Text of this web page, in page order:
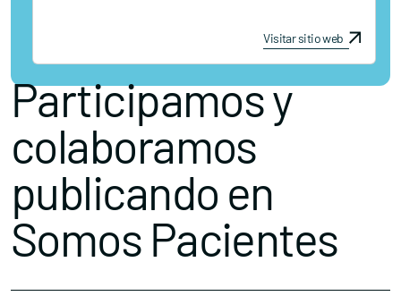
Visitar sitio web
Participamos y
colaboramos
publicando en
Somos Pacientes